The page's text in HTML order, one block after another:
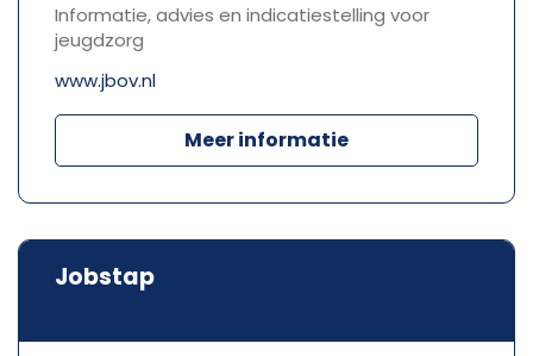
Informatie, advies en indicatiestelling voor
jeugdzorg
www.jbov.nl
Meer informatie
Jobstap